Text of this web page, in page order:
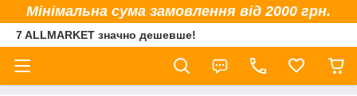
Мінімальна сума замовлення від 2000 грн.
7 ALLMARKET значно дешевше!